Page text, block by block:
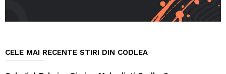
CELE MAI RECENTE STIRI DIN CODLEA